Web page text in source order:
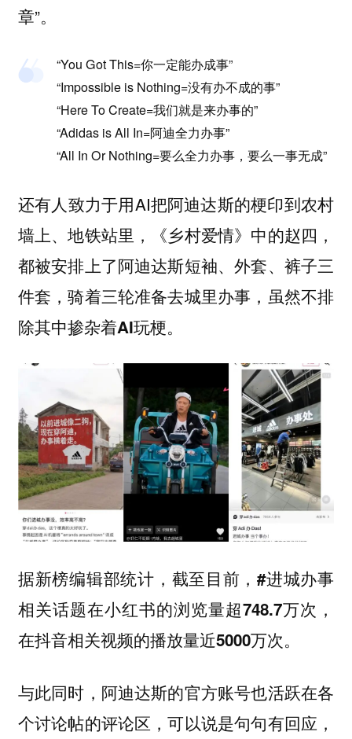
章”。
“You Got This=你一定能办成事”
“Impossible is Nothing=没有办不成的事”
“Here To Create=我们就是来办事的”
“Adidas is All In=阿迪全力办事”
“All In Or Nothing=要么全力办事，要么一事无成”
还有人致力于用AI把阿迪达斯的梗印到农村
墙上、地铁站里，《乡村爱情》中的赵四，
都被安排上了阿迪达斯短袖、外套、裤子三
件套，骑着三轮准备去城里办事，虽然不排
除其中掺杂着AI玩梗。
据新榜编辑部统计，截至目前，#进城办事
相关话题在小红书的浏览量超748.7万次，
在抖音相关视频的播放量近5000万次。
与此同时，阿迪达斯的官方账号也活跃在各
个讨论帖的评论区，可以说是句句有回应，